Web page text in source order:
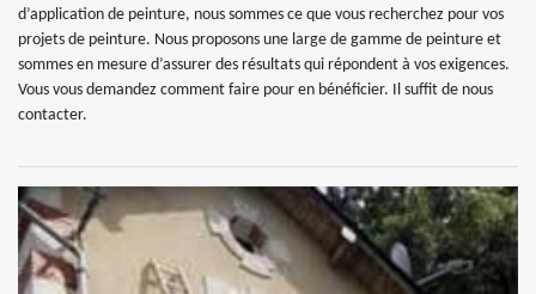
d’application de peinture, nous sommes ce que vous recherchez pour vos
projets de peinture. Nous proposons une large de gamme de peinture et
sommes en mesure d’assurer des résultats qui répondent à vos exigences.
Vous vous demandez comment faire pour en bénéficier. Il suffit de nous
contacter.